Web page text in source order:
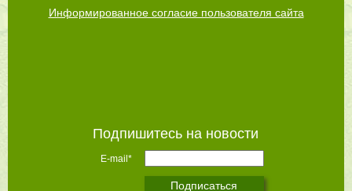
Информированное согласие пользователя сайта
Подпишитесь на новости
E-mail*